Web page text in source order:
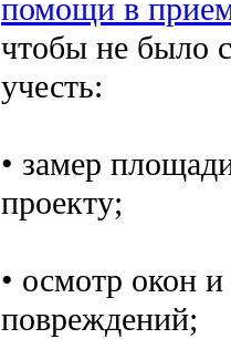
помощи в
чтобы не было
учесть:
• замер
проекту;
• осмотр окон
повреждений;